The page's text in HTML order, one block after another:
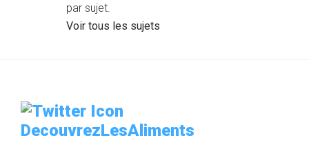
par sujet.
Voir tous les sujets
DecouvrezLesAliments